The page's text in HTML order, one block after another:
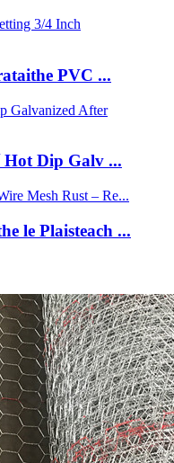
PVC ...
Dip Galv ...
le Plaisteach ...